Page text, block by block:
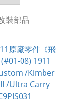
裝部品